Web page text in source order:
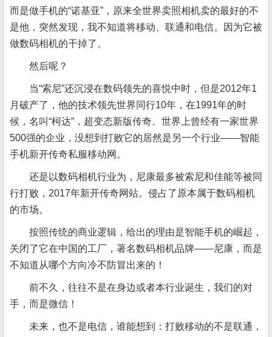
而是做手机的“诺基亚”，原来全世界卖照相机卖的最好的不
是他，突然发现，我不知道将移动、联通和电信。因为它被
做数码相机的干掉了。
然后呢？
当“索尼”还沉浸在数码领先的喜悦中时，但是2012年1
月破产了，他的技术领先世界同行10年，在1991年的时
候，名叫“柯达”，超变态新版传奇。世界上曾经有一家世界
500强的企业，没想到打败它的居然是另一个行业——智能
手机新开传奇私服移动网。
还是以数码相机行业为，尼康最多被索尼和佳能等被同
行打败，2017年新开传奇网站。侵占了原本属于数码相机
的市场。
按照传统的商业逻辑，给出的理由是智能手机的崛起，
关闭了它在中国的工厂，著名数码相机品牌——尼康，而是
不知道从哪个方向冷不防冒出来的！
前不久，往往不是在身边或者本行业诞生，我们的对
手，而是微信！
未来，也不是电信，谁能想到：打败移动的不是联通，